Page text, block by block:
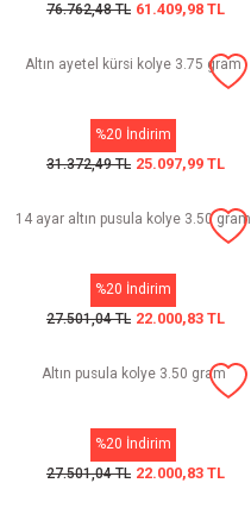
76.762,48 TL 61.409,98 TL
Altın ayetel kürsi kolye 3.75 gram
%20 İndirim
31.372,49 TL 25.097,99 TL
14 ayar altın pusula kolye 3.50 gram
%20 İndirim
27.501,04 TL 22.000,83 TL
Altın pusula kolye 3.50 gram
%20 İndirim
27.501,04 TL 22.000,83 TL